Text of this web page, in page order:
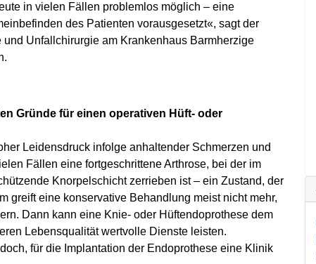
in vielen Fällen problemlos möglich – eine
des Patienten vorausgesetzt«, sagt der
Unfallchirurgie am Krankenhaus Barmherzige
Gründe für einen operativen Hüft- oder
Leidensdruck infolge anhaltender Schmerzen und
Fällen eine fortgeschrittene Arthrose, bei der im
Knorpelschicht zerrieben ist – ein Zustand, der
greift eine konservative Behandlung meist nicht mehr,
Dann kann eine Knie- oder Hüftendoprothese dem
Lebensqualität wertvolle Dienste leisten.
für die Implantation der Endoprothese eine Klinik